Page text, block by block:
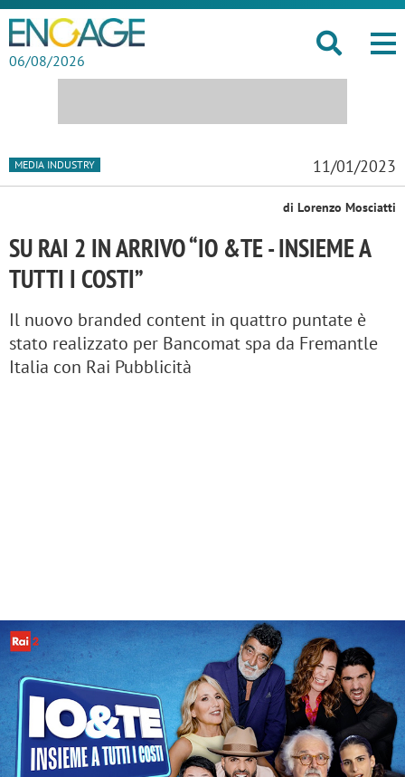
06/08/2026
MEDIA INDUSTRY 11/01/2023
di Lorenzo Mosciatti
SU RAI 2 IN ARRIVO “IO &TE - INSIEME A
TUTTI I COSTI”
Il nuovo branded content in quattro puntate è
stato realizzato per Bancomat spa da Fremantle
Italia con Rai Pubblicità